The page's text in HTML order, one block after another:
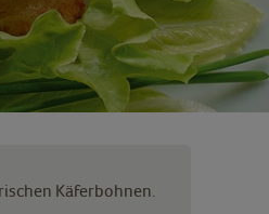
Käferbohnen.